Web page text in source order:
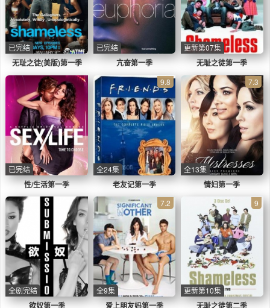
无耻之徒(美版)第一季
已完结
亢奋第一季
已完结
无耻之徒第一季
更新第07集
性/生活第一季
已完结
老友记第一季
9.8
全24集
情妇第一季
7.3
全13集
欲奴第一季
全剧完结
爱上朋友妈第一季
7.2
全9集
无耻之徒第二季
9
更新第10集